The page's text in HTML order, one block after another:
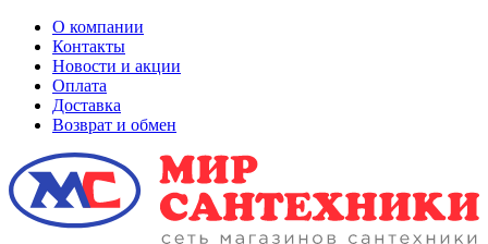
О компании
Контакты
Новости и акции
Оплата
Доставка
Возврат и обмен